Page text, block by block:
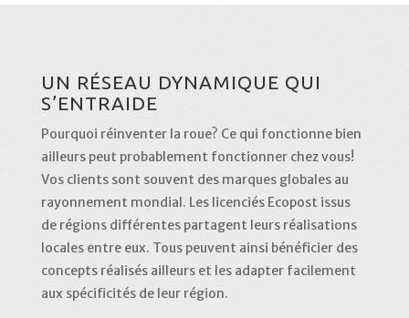
UN RÉSEAU DYNAMIQUE QUI
S’ENTRAIDE
Pourquoi réinventer la roue? Ce qui fonctionne bien
ailleurs peut probablement fonctionner chez vous!
Vos clients sont souvent des marques globales au
rayonnement mondial. Les licenciés Ecopost issus
de régions différentes partagent leurs réalisations
locales entre eux. Tous peuvent ainsi bénéficier des
concepts réalisés ailleurs et les adapter facilement
aux spécificités de leur région.